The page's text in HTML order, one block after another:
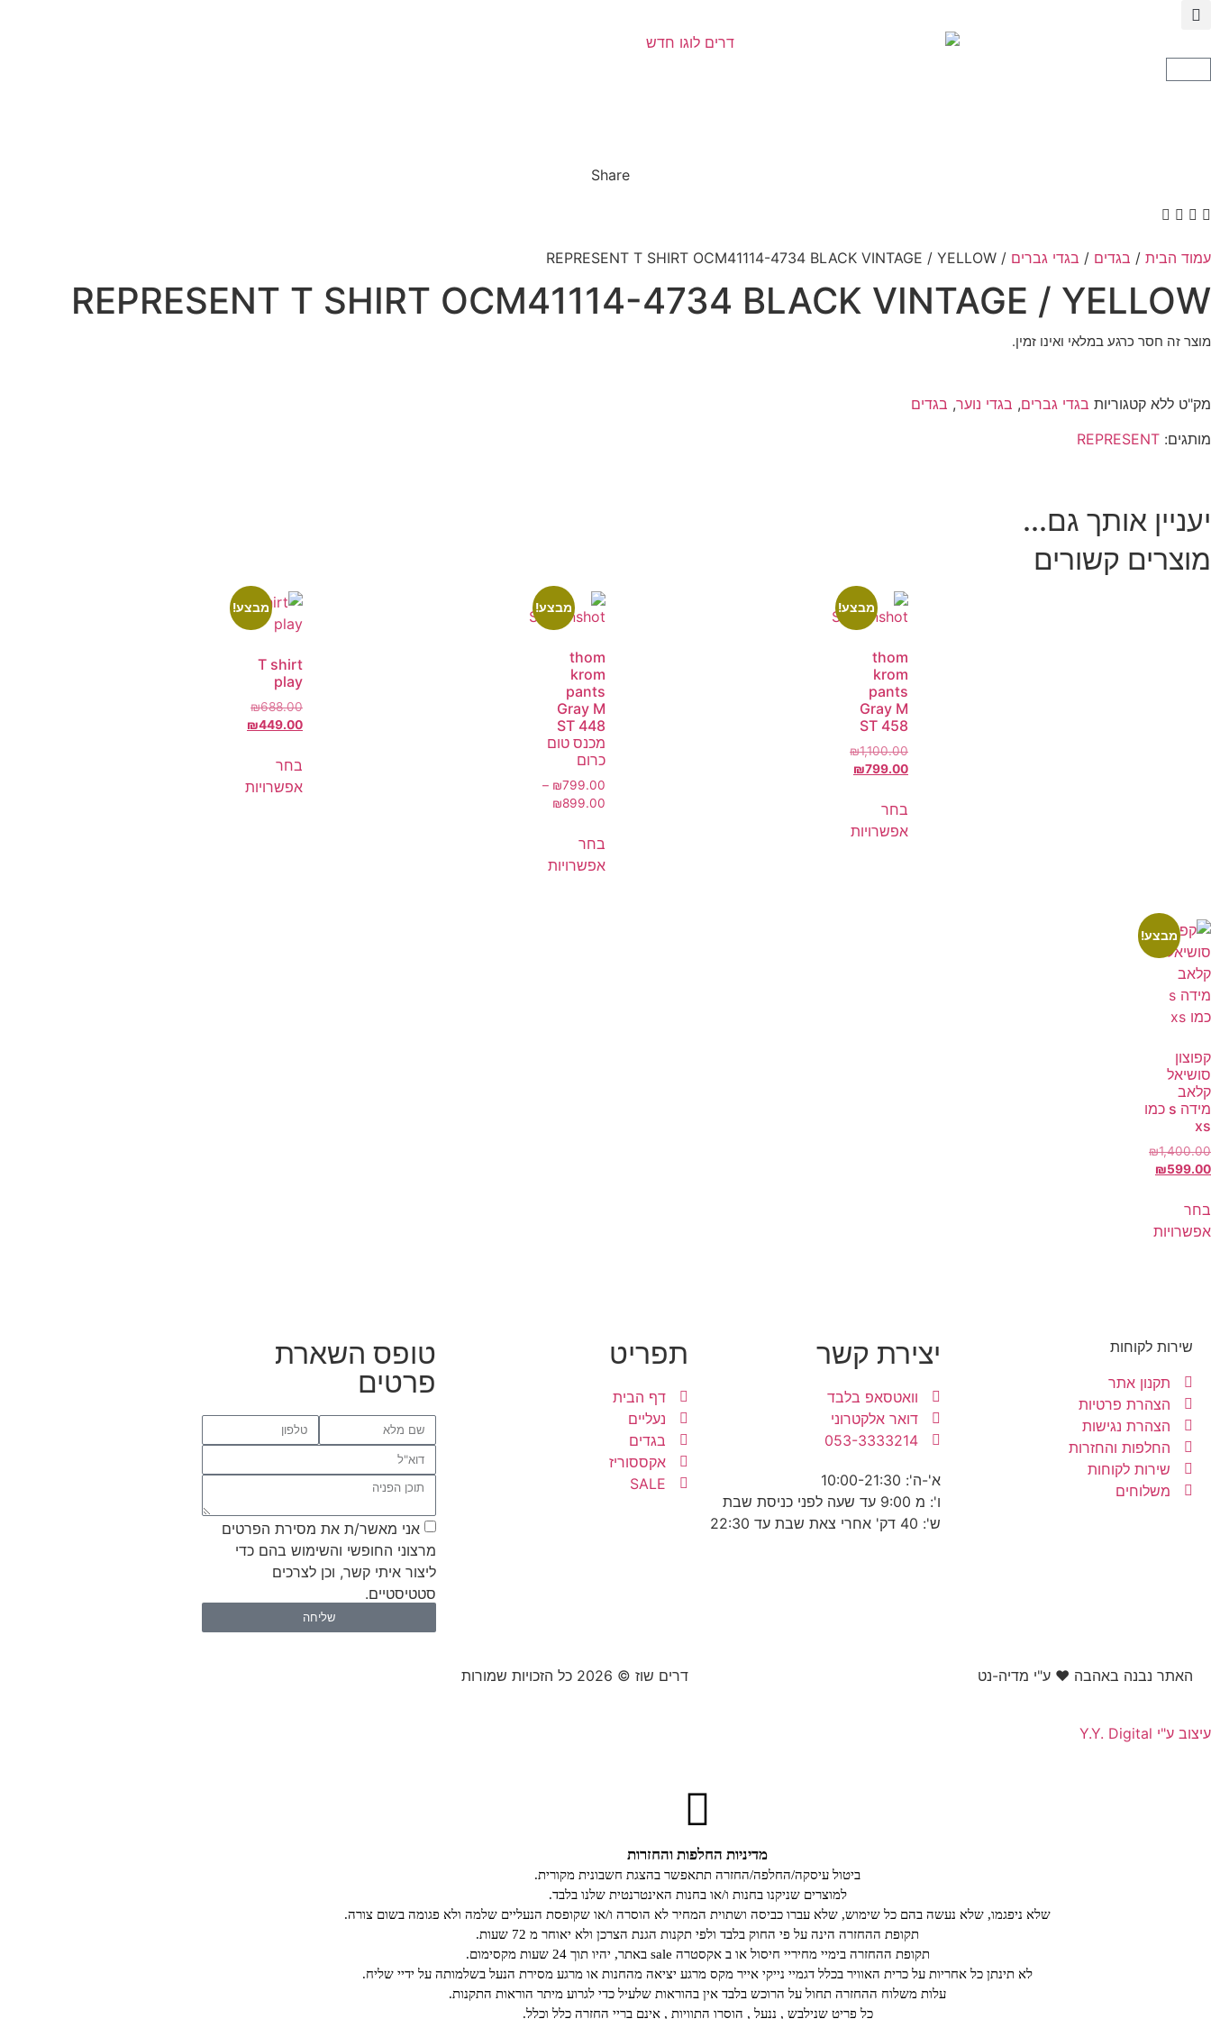
Share
עמוד הבית / בגדים / בגדי גברים / REPRESENT T SHIRT OCM41114-4734 BLACK VINTAGE / YELLOW
REPRESENT T SHIRT OCM41114-4734 BLACK VINTAGE / YELLOW
מוצר זה חסר כרגע במלאי ואינו זמין.
מק"ט ללא קטגוריות בגדי גברים, בגדי נוער, בגדים
מותגים: REPRESENT
יעניין אותך גם...
מוצרים קשורים
מבצע!
thom
krom
pants
Gray M
ST 458
₪1,100.00
₪799.00
בחר
אפשרויות
מבצע!
thom
krom
pants
Gray M
ST 448
מכנס טום
כרום
₪799.00
–
₪899.00
בחר
אפשרויות
מבצע!
T shirt
play
₪688.00
₪449.00
בחר
אפשרויות
מבצע!
קפוצון
סושיאל
קלאב
מידה s כמו
xs
₪1,400.00
₪599.00
בחר
אפשרויות
שירות לקוחות
תקנון אתר
הצהרת פרטיות
הצהרת נגישות
החלפות והחזרות
שירות לקוחות
משלוחים
יצירת קשר
וואטסאפ בלבד
דואר אלקטרוני
053-3333214
א'-ה': 10:00-21:30
ו': מ 9:00 עד שעה לפני כניסת שבת
ש': 40 דק' אחרי צאת שבת עד 22:30
תפריט
דף הבית
נעליים
בגדים
אקססוריז
SALE
טופס השארת
פרטים
אני מאשר/ת את מסירת הפרטים
מרצוני החופשי והשימוש בהם כדי
ליצור איתי קשר, וכן לצרכים
סטטיסטיים.
שליחה
האתר נבנה באהבה ❤ ע"י מדיה-נט​ דרים שוז © 2026 כל הזכויות שמורות
עיצוב ע"י Y.Y. Digital
מדיניות החלפות והחזרות
ביטול עיסקה/החלפה/החזרה תתאפשר בהצגת חשבונית מקורית.
למוצרים שניקנו בחנות ו/או בחנות האינטרנטית שלנו בלבד.
שלא ניפגמו, שלא נעשה בהם כל שימוש, שלא עברו כביסה ושתוית המחיר לא הוסרה ו/או שקופסת הנעליים שלמה ולא פגומה בשום צורה.
תקופת ההחזרה הינה על פי החוק בלבד ולפי תקנות הגנת הצרכן ולא יאוחר מ 72 שעות.
תקופת ההחזרה בימיי מחיריי חיסול או ב אקסטרה sale באתר, יהיו תוך 24 שעות מקסימום.
לא תינתן כל אחריות על כרית האוויר בכלל דגמיי נייקי אייר מקס מרגע יציאה מהחנות או מרגע מסירת הנעל בשלמותה על ידיי שליח.
עלות משלוח ההחזרה תחול על הרוכש בלבד אין בהוראות שלעיל כדי לגרוע מיתר הוראות התקנות.
כל פריט שנילבש , ננעל , הוסרו התוויות , אינם בריי החזרה כלל וכלל.